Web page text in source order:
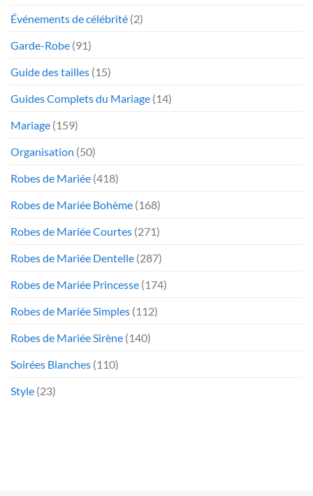
Événements de célébrité (2)
Garde-Robe (91)
Guide des tailles (15)
Guides Complets du Mariage (14)
Mariage (159)
Organisation (50)
Robes de Mariée (418)
Robes de Mariée Bohème (168)
Robes de Mariée Courtes (271)
Robes de Mariée Dentelle (287)
Robes de Mariée Princesse (174)
Robes de Mariée Simples (112)
Robes de Mariée Sirène (140)
Soirées Blanches (110)
Style (23)